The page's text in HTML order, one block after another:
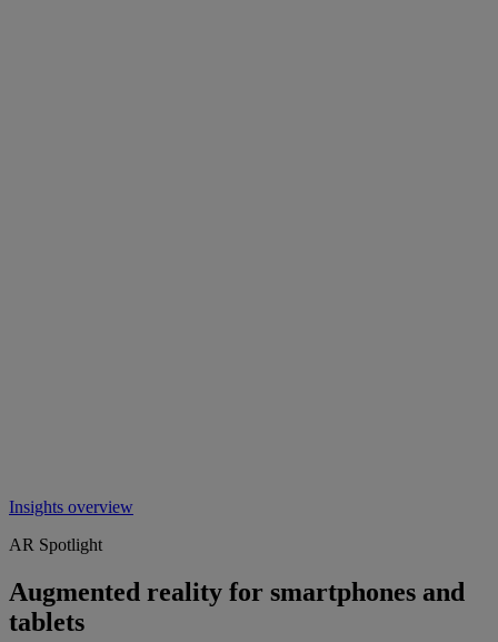
Insights overview
AR Spotlight
Augmented reality for smartphones and
tablets